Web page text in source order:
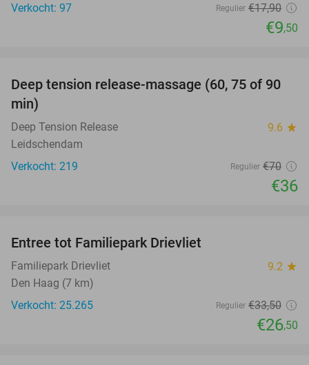
Verkocht: 97
Regulier €17,90
€9,50
49%
Deep tension release-massage (60, 75 of 90
min)
Deep Tension Release 9.6 star
Leidschendam
Verkocht: 219
Regulier €70
€36
Entree tot Familiepark Drievliet
Familiepark Drievliet 9.2 star
Den Haag (7 km)
Verkocht: 25.265
Regulier €33,50
€26,50